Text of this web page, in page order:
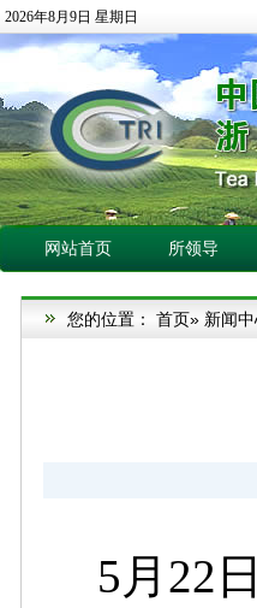
2026年8月9日 星期日
网站首页 所领导
您的位置： 首页» 新闻
5月22